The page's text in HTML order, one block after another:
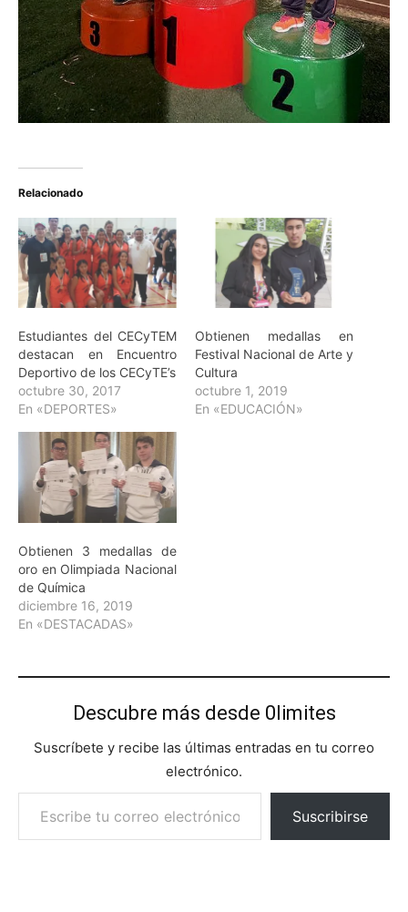
Relacionado
Estudiantes del CECyTEM
destacan en Encuentro
Deportivo de los CECyTE’s
octubre 30, 2017
En «DEPORTES»
Obtienen medallas en
Festival Nacional de Arte y
Cultura
octubre 1, 2019
En «EDUCACIÓN»
Obtienen 3 medallas de
oro en Olimpiada Nacional
de Química
diciembre 16, 2019
En «DESTACADAS»
Descubre más desde 0limites
Suscríbete y recibe las últimas entradas en tu correo
electrónico.
Escribe tu correo electrónico…
Suscribirse